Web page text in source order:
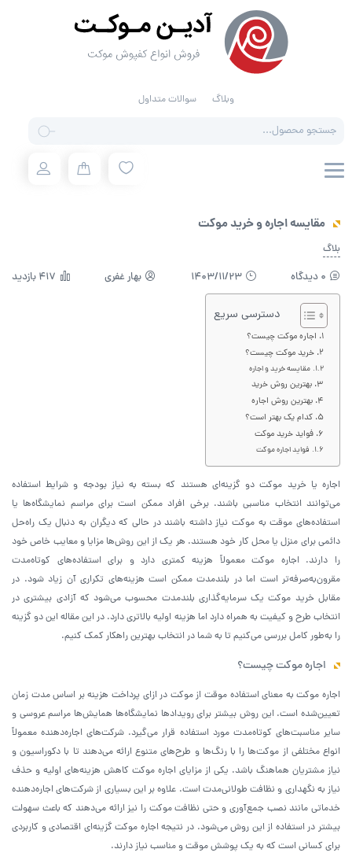
وبلاگ سوالات متداول
search
مقایسه اجاره و خرید موکت
بلاگ
0 دیدگاه 1403/11/23 بهار غفری 417 بازدید
دسترسی سریع
اجاره موکت چیست؟
خرید موکت چیست؟
مقایسه خرید و اجاره
بهترین روش خرید
بهترین روش اجاره
کدام یک بهتر است؟
فواید خرید موکت
فواید اجاره موکت
اجاره یا خرید موکت دو گزینه‌ای هستند که بسته به نیاز بودجه و شرایط استفاده
می‌توانند انتخاب مناسبی باشند. برخی افراد ممکن است برای مراسم نمایشگاه‌ها یا
استفاده‌های موقت به موکت نیاز داشته باشند در حالی که دیگران به دنبال یک راه‌حل
دائمی برای منزل یا محل کار خود هستند. هر یک از این روش‌ها مزایا و معایب خاص خود
را دارند. اجاره موکت معمولاً هزینه کمتری دارد و برای استفاده‌های کوتاه‌مدت
مقرون‌به‌صرفه‌تر است اما در بلندمدت ممکن است هزینه‌های تکراری آن زیاد شود. در
مقابل خرید موکت یک سرمایه‌گذاری بلندمدت محسوب می‌شود که آزادی بیشتری در
انتخاب طرح و کیفیت به همراه دارد اما هزینه اولیه بالاتری دارد. در این مقاله این دو گزینه
را به‌طور کامل بررسی می‌کنیم تا به شما در انتخاب بهترین راهکار کمک کنیم.
اجاره موکت چیست؟
اجاره موکت به معنای استفاده موقت از موکت در ازای پرداخت هزینه بر اساس مدت زمان
تعیین‌شده است. این روش بیشتر برای رویدادها نمایشگاه‌ها همایش‌ها مراسم عروسی و
سایر مناسبت‌های کوتاه‌مدت مورد استفاده قرار می‌گیرد. شرکت‌های اجاره‌دهنده معمولاً
انواع مختلفی از موکت‌ها را با رنگ‌ها و طرح‌های متنوع ارائه می‌دهند تا با دکوراسیون و
نیاز مشتریان هماهنگ باشد. یکی از مزایای اجاره موکت کاهش هزینه‌های اولیه و حذف
نیاز به نگهداری و نظافت طولانی‌مدت است. علاوه بر این بسیاری از شرکت‌های اجاره‌دهنده
خدماتی مانند نصب جمع‌آوری و حتی نظافت موکت را نیز ارائه می‌دهند که باعث سهولت
بیشتر در استفاده از این روش می‌شود. در نتیجه اجاره موکت گزینه‌ای اقتصادی و کاربردی
برای کسانی است که به یک پوشش موقت و مناسب نیاز دارند.